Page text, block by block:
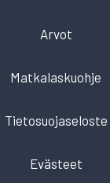
Arvot
Matkalaskuohje
Tietosuojaseloste
Evästeet